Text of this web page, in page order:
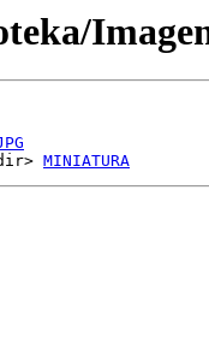
MINIATURA